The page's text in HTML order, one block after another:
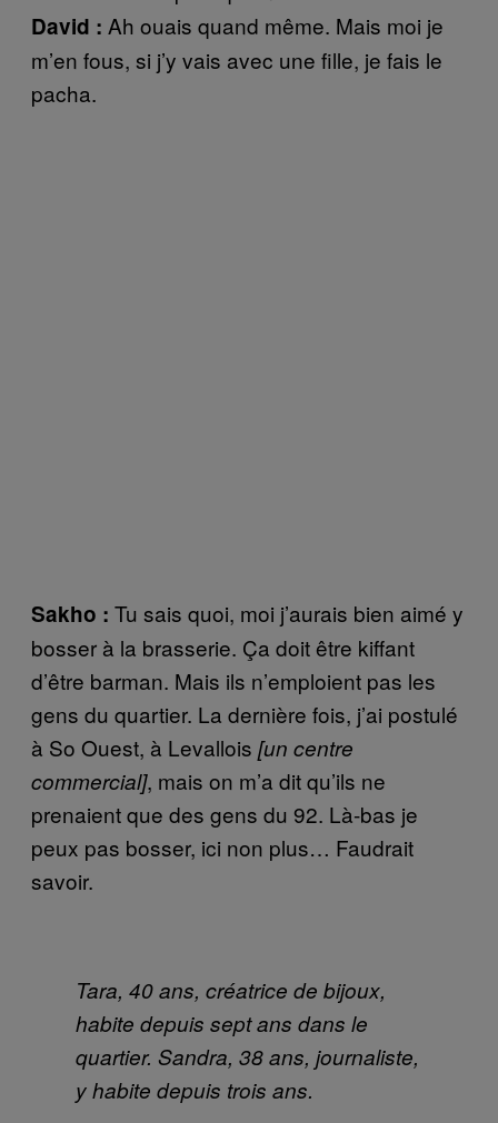
David : Ah ouais quand même. Mais moi je
m’en fous, si j’y vais avec une fille, je fais le
pacha.
Sakho : Tu sais quoi, moi j’aurais bien aimé y
bosser à la brasserie. Ça doit être kiffant
d’être barman. Mais ils n’emploient pas les
gens du quartier. La dernière fois, j’ai postulé
à So Ouest, à Levallois [un centre
commercial], mais on m’a dit qu’ils ne
prenaient que des gens du 92. Là-bas je
peux pas bosser, ici non plus… Faudrait
savoir.
Tara, 40 ans, créatrice de bijoux,
habite depuis sept ans dans le
quartier. Sandra, 38 ans, journaliste,
y habite depuis trois ans.